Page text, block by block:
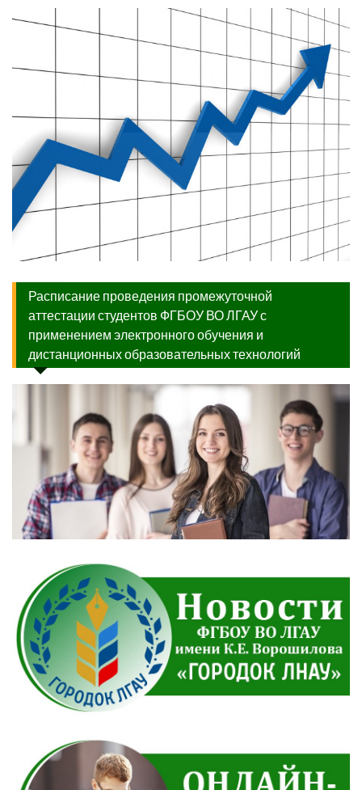
Расписание проведения промежуточной
аттестации студентов ФГБОУ ВО ЛГАУ с
применением электронного обучения и
дистанционных образовательных технологий